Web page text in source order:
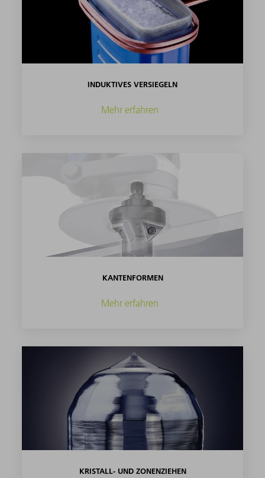
INDUKTIVES VERSIEGELN
Mehr erfahren
KANTENFORMEN
Mehr erfahren
KRISTALL- UND ZONENZIEHEN